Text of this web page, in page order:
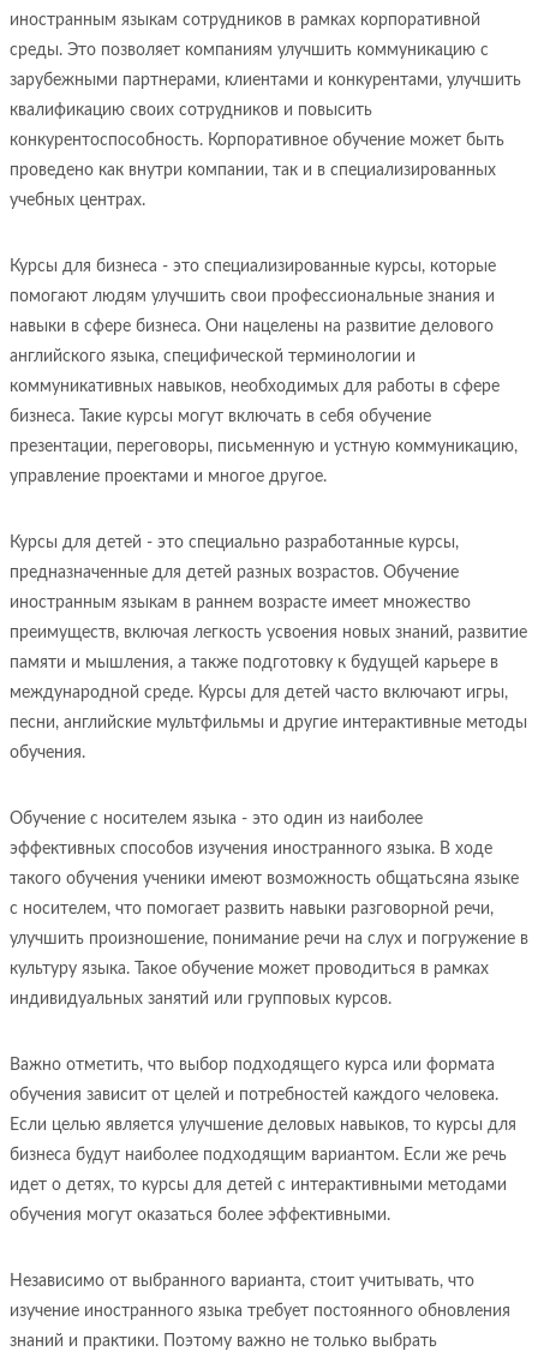
иностранным языкам сотрудников в рамках корпоративной
среды. Это позволяет компаниям улучшить коммуникацию с
зарубежными партнерами, клиентами и конкурентами, улучшить
квалификацию своих сотрудников и повысить
конкурентоспособность. Корпоративное обучение может быть
проведено как внутри компании, так и в специализированных
учебных центрах.
Курсы для бизнеса - это специализированные курсы, которые
помогают людям улучшить свои профессиональные знания и
навыки в сфере бизнеса. Они нацелены на развитие делового
английского языка, специфической терминологии и
коммуникативных навыков, необходимых для работы в сфере
бизнеса. Такие курсы могут включать в себя обучение
презентации, переговоры, письменную и устную коммуникацию,
управление проектами и многое другое.
Курсы для детей - это специально разработанные курсы,
предназначенные для детей разных возрастов. Обучение
иностранным языкам в раннем возрасте имеет множество
преимуществ, включая легкость усвоения новых знаний, развитие
памяти и мышления, а также подготовку к будущей карьере в
международной среде. Курсы для детей часто включают игры,
песни, английские мультфильмы и другие интерактивные методы
обучения.
Обучение с носителем языка - это один из наиболее
эффективных способов изучения иностранного языка. В ходе
такого обучения ученики имеют возможность общатьсяна языке
с носителем, что помогает развить навыки разговорной речи,
улучшить произношение, понимание речи на слух и погружение в
культуру языка. Такое обучение может проводиться в рамках
индивидуальных занятий или групповых курсов.
Важно отметить, что выбор подходящего курса или формата
обучения зависит от целей и потребностей каждого человека.
Если целью является улучшение деловых навыков, то курсы для
бизнеса будут наиболее подходящим вариантом. Если же речь
идет о детях, то курсы для детей с интерактивными методами
обучения могут оказаться более эффективными.
Независимо от выбранного варианта, стоит учитывать, что
изучение иностранного языка требует постоянного обновления
знаний и практики. Поэтому важно не только выбрать